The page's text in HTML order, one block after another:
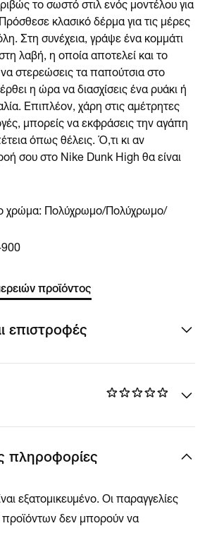
το σωστό στιλ ενός μοντέλου για
κλασικό δέρμα για τις μέρες
Στη συνέχεια, γράψε ένα κομμάτι
λαβή, η οποία αποτελεί και το
να στερεώσεις τα παπούτσια στο
η ώρα να διασχίσεις ένα ρυάκι ή
Επιπλέον, χάρη στις αμέτρητες
μπορείς να εκφράσεις την αγάπη
όπως θέλεις. Ό,τι κι αν
σου στο Nike Dunk High θα είναι
χρώμα: Πολύχρωμο/Πολύχρωμο/
900
προϊόντος
επιστροφές
πληροφορίες
εξατομικευμένο. Οι παραγγελίες
προϊόντων δεν μπορούν να